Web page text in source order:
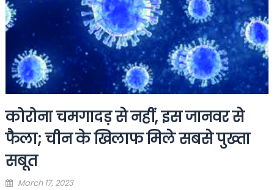
कोरोना चमगादड़ से नहीं, इस जानवर से
फैला; चीन के खिलाफ मिले सबसे पुख्ता
सबूत
Posted
March 17, 2023